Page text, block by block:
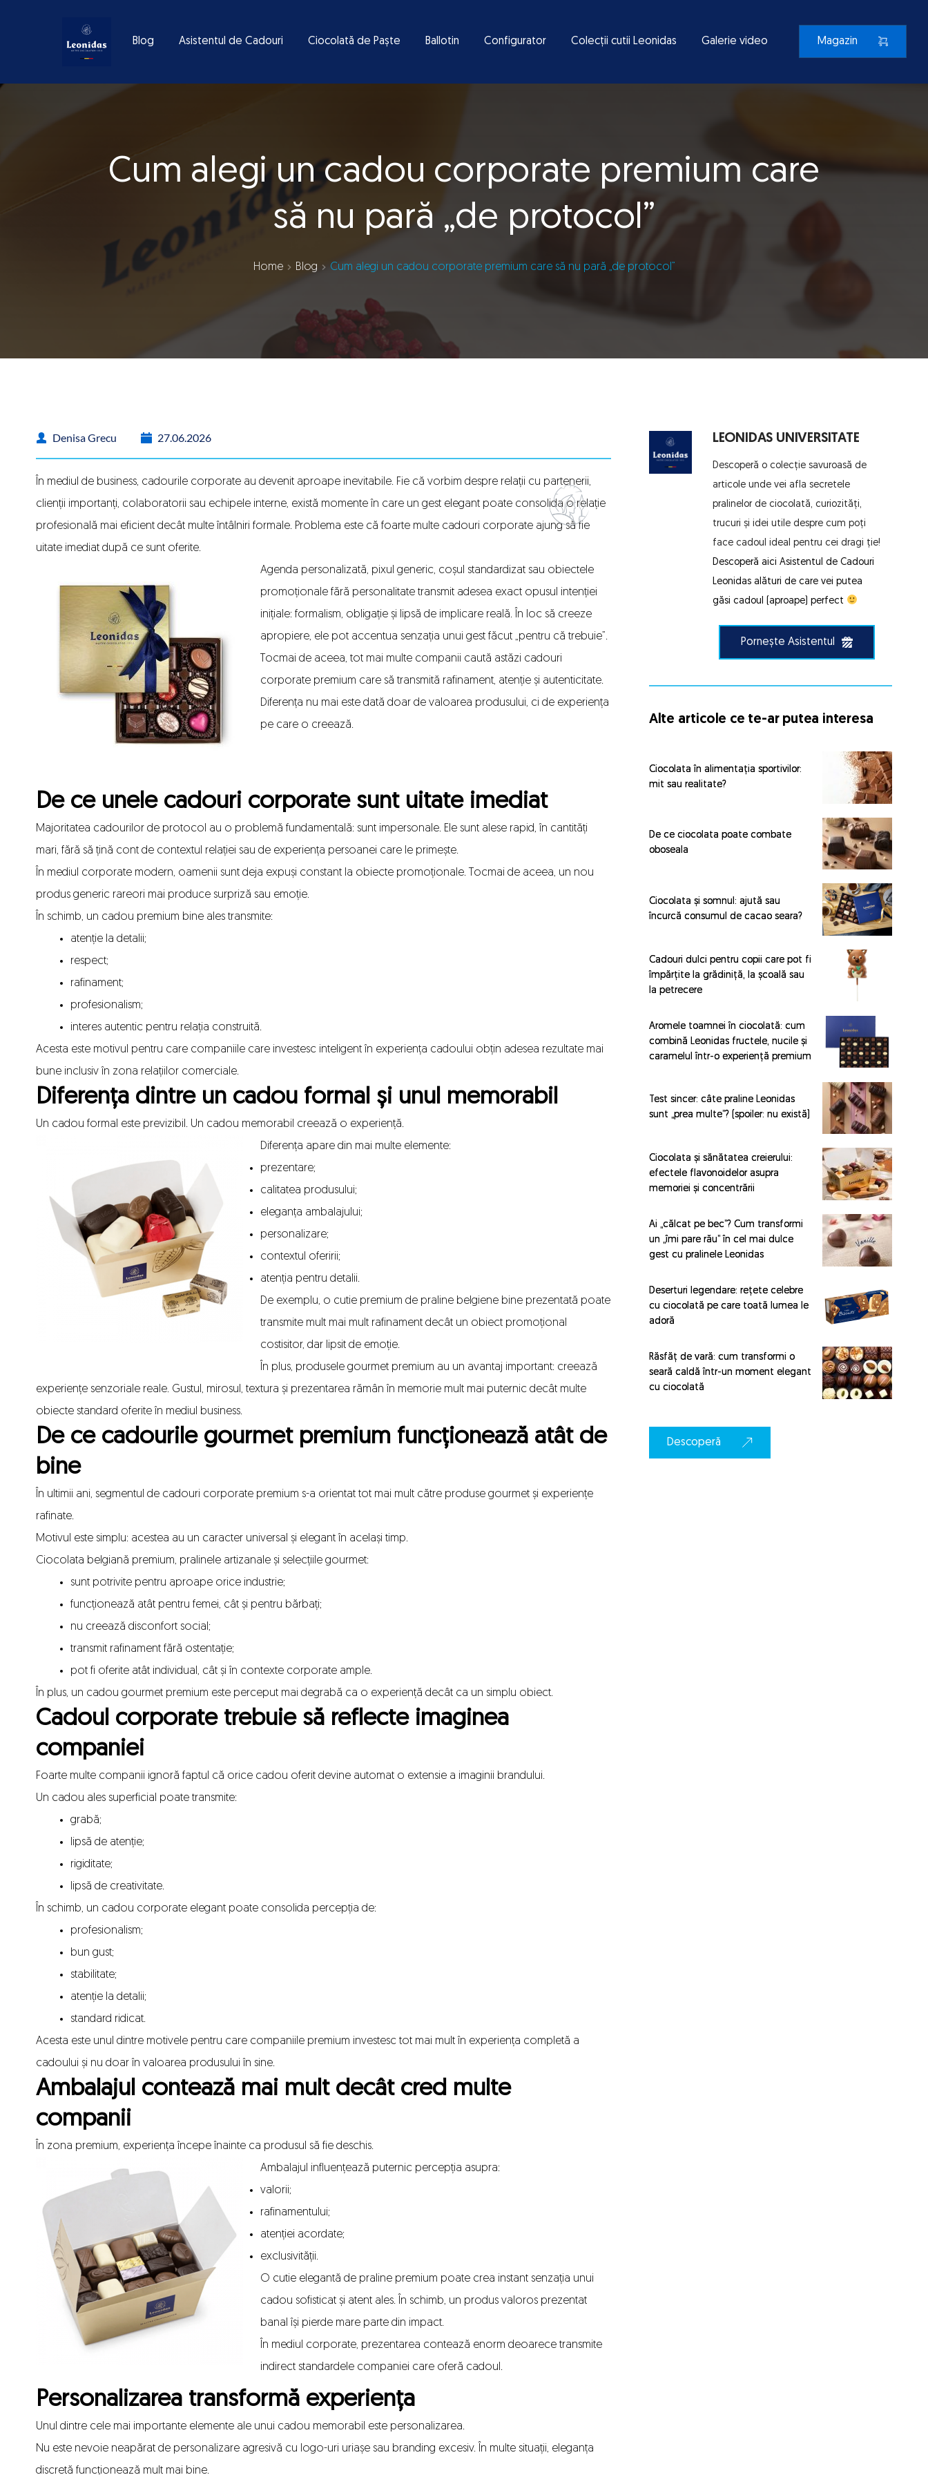
Blog Asistentul de Cadouri Ciocolată de Paște Ballotin Configurator Colecții cutii Leonidas Galerie video Magazin
Cum alegi un cadou corporate premium care
să nu pară „de protocol”
Home Blog Cum alegi un cadou corporate premium care să nu pară „de protocol”
Denisa Grecu 27.06.2026
În mediul de business, cadourile corporate au devenit aproape inevitabile. Fie că vorbim despre relații cu partenerii,
clienții importanți, colaboratorii sau echipele interne, există momente în care un gest elegant poate consolida o relație
profesională mai eficient decât multe întâlniri formale. Problema este că foarte multe cadouri corporate ajung să fie
uitate imediat după ce sunt oferite.
Agenda personalizată, pixul generic, coșul standardizat sau obiectele
promoționale fără personalitate transmit adesea exact opusul intenției
inițiale: formalism, obligație și lipsă de implicare reală. În loc să creeze
apropiere, ele pot accentua senzația unui gest făcut „pentru că trebuie”.
Tocmai de aceea, tot mai multe companii caută astăzi cadouri
corporate premium care să transmită rafinament, atenție și autenticitate.
Diferența nu mai este dată doar de valoarea produsului, ci de experiența
pe care o creează.
De ce unele cadouri corporate sunt uitate imediat
Majoritatea cadourilor de protocol au o problemă fundamentală: sunt impersonale. Ele sunt alese rapid, în cantități
mari, fără să țină cont de contextul relației sau de experiența persoanei care le primește.
În mediul corporate modern, oamenii sunt deja expuși constant la obiecte promoționale. Tocmai de aceea, un nou
produs generic rareori mai produce surpriză sau emoție.
În schimb, un cadou premium bine ales transmite:
atenție la detalii;
respect;
rafinament;
profesionalism;
interes autentic pentru relația construită.
Acesta este motivul pentru care companiile care investesc inteligent în experiența cadoului obțin adesea rezultate mai
bune inclusiv în zona relațiilor comerciale.
Diferența dintre un cadou formal și unul memorabil
Un cadou formal este previzibil. Un cadou memorabil creează o experiență.
Diferența apare din mai multe elemente:
prezentare;
calitatea produsului;
eleganța ambalajului;
personalizare;
contextul oferirii;
atenția pentru detalii.
De exemplu, o cutie premium de praline belgiene bine prezentată poate
transmite mult mai mult rafinament decât un obiect promoțional
costisitor, dar lipsit de emoție.
În plus, produsele gourmet premium au un avantaj important: creează
experiențe senzoriale reale. Gustul, mirosul, textura și prezentarea rămân în memorie mult mai puternic decât multe
obiecte standard oferite în mediul business.
De ce cadourile gourmet premium funcționează atât de
bine
În ultimii ani, segmentul de cadouri corporate premium s-a orientat tot mai mult către produse gourmet și experiențe
rafinate.
Motivul este simplu: acestea au un caracter universal și elegant în același timp.
Ciocolata belgiană premium, pralinele artizanale și selecțiile gourmet:
sunt potrivite pentru aproape orice industrie;
funcționează atât pentru femei, cât și pentru bărbați;
nu creează disconfort social;
transmit rafinament fără ostentație;
pot fi oferite atât individual, cât și în contexte corporate ample.
În plus, un cadou gourmet premium este perceput mai degrabă ca o experiență decât ca un simplu obiect.
Cadoul corporate trebuie să reflecte imaginea
companiei
Foarte multe companii ignoră faptul că orice cadou oferit devine automat o extensie a imaginii brandului.
Un cadou ales superficial poate transmite:
grabă;
lipsă de atenție;
rigiditate;
lipsă de creativitate.
În schimb, un cadou corporate elegant poate consolida percepția de:
profesionalism;
bun gust;
stabilitate;
atenție la detalii;
standard ridicat.
Acesta este unul dintre motivele pentru care companiile premium investesc tot mai mult în experiența completă a
cadoului și nu doar în valoarea produsului în sine.
Ambalajul contează mai mult decât cred multe
companii
În zona premium, experiența începe înainte ca produsul să fie deschis.
Ambalajul influențează puternic percepția asupra:
valorii;
rafinamentului;
atenției acordate;
exclusivității.
O cutie elegantă de praline premium poate crea instant senzația unui
cadou sofisticat și atent ales. În schimb, un produs valoros prezentat
banal își pierde mare parte din impact.
În mediul corporate, prezentarea contează enorm deoarece transmite
indirect standardele companiei care oferă cadoul.
Personalizarea transformă experiența
Unul dintre cele mai importante elemente ale unui cadou memorabil este personalizarea.
Nu este nevoie neapărat de personalizare agresivă cu logo-uri uriașe sau branding excesiv. În multe situații, eleganța
discretă funcționează mult mai bine.
LEONIDAS UNIVERSITATE
Descoperă o colecție savuroasă de
articole unde vei afla secretele
pralinelor de ciocolată, curiozități,
trucuri și idei utile despre cum poți
face cadoul ideal pentru cei dragi ție!
Descoperă aici Asistentul de Cadouri
Leonidas alături de care vei putea
găsi cadoul (aproape) perfect
Pornește Asistentul
Alte articole ce te-ar putea interesa
Ciocolata în alimentația sportivilor:
mit sau realitate?
De ce ciocolata poate combate
oboseala
Ciocolata și somnul: ajută sau
încurcă consumul de cacao seara?
Cadouri dulci pentru copii care pot fi
împărțite la grădiniță, la școală sau
la petrecere
Aromele toamnei în ciocolată: cum
combină Leonidas fructele, nucile și
caramelul într-o experiență premium
Test sincer: câte praline Leonidas
sunt „prea multe”? (spoiler: nu există)
Ciocolata și sănătatea creierului:
efectele flavonoidelor asupra
memoriei și concentrării
Ai „călcat pe bec”? Cum transformi
un „îmi pare rău” în cel mai dulce
gest cu pralinele Leonidas
Deserturi legendare: rețete celebre
cu ciocolată pe care toată lumea le
adoră
Răsfăț de vară: cum transformi o
seară caldă într-un moment elegant
cu ciocolată
Descoperă